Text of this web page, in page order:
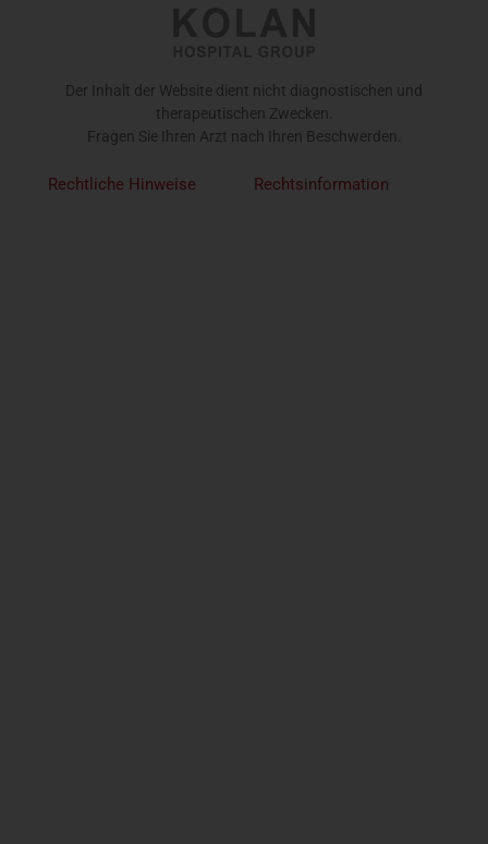
Der Inhalt der Website dient nicht diagnostischen und
therapeutischen Zwecken.
Fragen Sie Ihren Arzt nach Ihren Beschwerden.
Rechtliche Hinweise Rechtsinformation